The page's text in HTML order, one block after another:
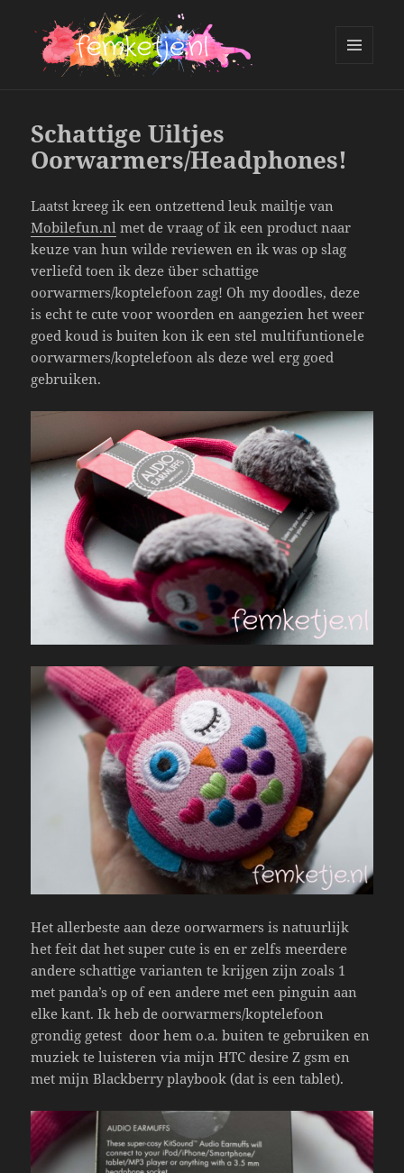
Schattige Uiltjes
Oorwarmers/Headphones!
Laatst kreeg ik een ontzettend leuk mailtje van
Mobilefun.nl met de vraag of ik een product naar
keuze van hun wilde reviewen en ik was op slag
verliefd toen ik deze über schattige
oorwarmers/koptelefoon zag! Oh my doodles, deze
is echt te cute voor woorden en aangezien het weer
goed koud is buiten kon ik een stel multifuntionele
oorwarmers/koptelefoon als deze wel erg goed
gebruiken.
Het allerbeste aan deze oorwarmers is natuurlijk
het feit dat het super cute is en er zelfs meerdere
andere schattige varianten te krijgen zijn zoals 1
met panda’s op of een andere met een pinguin aan
elke kant. Ik heb de oorwarmers/koptelefoon
grondig getest door hem o.a. buiten te gebruiken en
muziek te luisteren via mijn HTC desire Z gsm en
met mijn Blackberry playbook (dat is een tablet).